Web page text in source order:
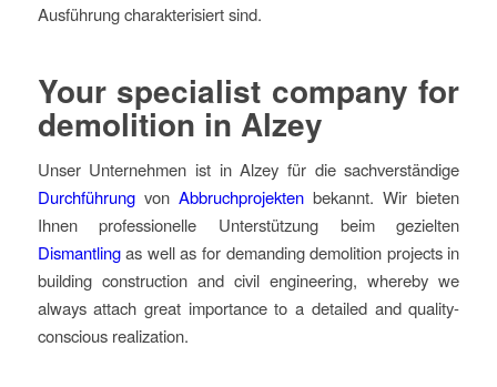
Ausführung charakterisiert sind.
Your specialist company for
demolition in Alzey
Unser Unternehmen ist in Alzey für die sachverständige
Durchführungvon Abbruchprojektenbekannt. Wir bieten
Ihnen professionelle Unterstützung beim gezielten
Dismantlingas well as for demanding demolition projects in
building construction and civil engineering, whereby we
always attach great importance to a detailed and quality-
conscious realization.